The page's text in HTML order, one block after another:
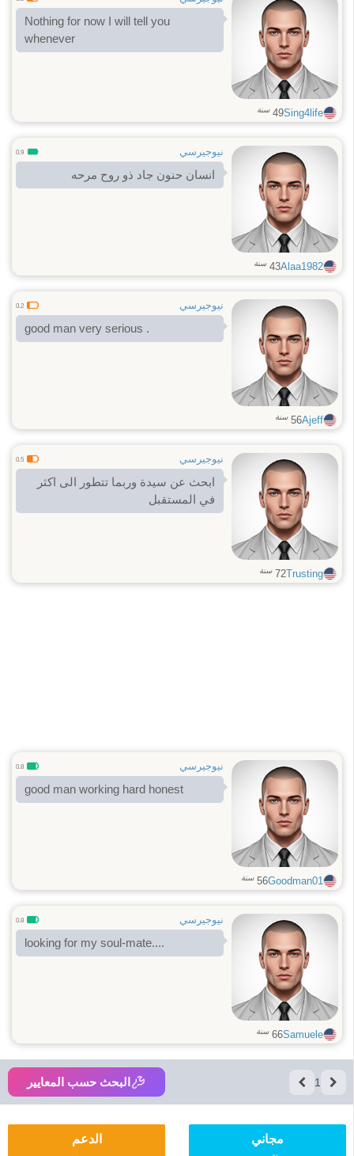
Nothing for now I will tell you
whenever
Sing4life
49 سنة
نيوجيرسي 0.9
انسان حنون جاد ذو روح مرحه
Alaa1982
43 سنة
نيوجيرسي 0.2
good man very serious .
Ajeff
56 سنة
نيوجيرسي 0.5
ابحث عن سيدة وربما تتطور الى اكثر
في المستقبل
Trusting
72 سنة
نيوجيرسي 0.8
good man working hard honest
Goodman01
56 سنة
نيوجيرسي 0.8
looking for my soul-mate....
Samuele
66 سنة
1 البحث حسب المعايير
مجاني الدعم